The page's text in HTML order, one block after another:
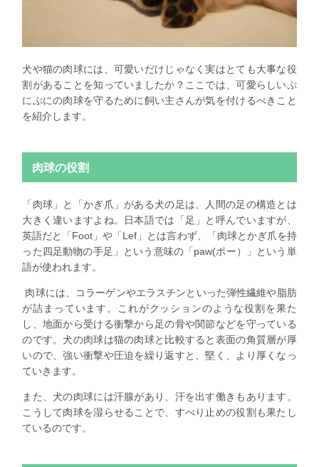
犬や猫の肉球には、可愛いだけじゃなく実はとても大事な役
割があることを知っていましたか？ここでは、可愛らしいぷ
にぷにの肉球を守るために飼い主さんが気を付けるべきこと
を紹介します。
肉球の役割
「肉球」と「かぎ爪」がある犬の足は、人間の足の構造とは
大きく違いますよね。日本語では「足」と呼んでいますが、
英語だと「Foot」や「Lef」とは言わず、「肉球とかぎ爪を持
った四足動物の手足」という意味の「paw(ポー）」という単
語が使われます。
肉球には、コラーゲンやエラスチンといった弾性繊維や脂肪
が詰まっています。これがクッションのような役割を果た
し、地面から受ける衝撃から足の骨や関節などを守っている
のです。犬の肉球は猫の肉球と比較すると表面の角質層が厚
いので、強い衝撃や圧迫を繰り返すと、堅く、より厚くなっ
ていきます。
また、犬の肉球には汗腺があり、汗を出す働きもあります。
こうして肉球を湿らせることで、すべり止めの役割も果たし
ているのです。